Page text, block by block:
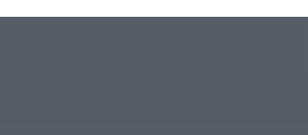
az EGRI ÜGYEK Google Hírek oldalán!